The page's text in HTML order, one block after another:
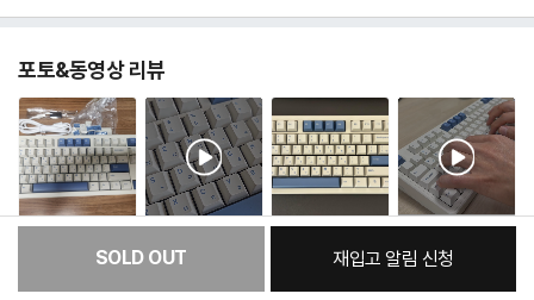
포토&동영상 리뷰
SOLD OUT 재입고 알림 신청